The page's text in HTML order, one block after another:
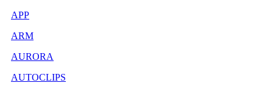
APP
ARM
AURORA
AUTOCLIPS